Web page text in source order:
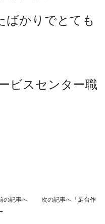
ばかりでとても
ビスセンター職
の記事へ 次の記事へ「 足台作